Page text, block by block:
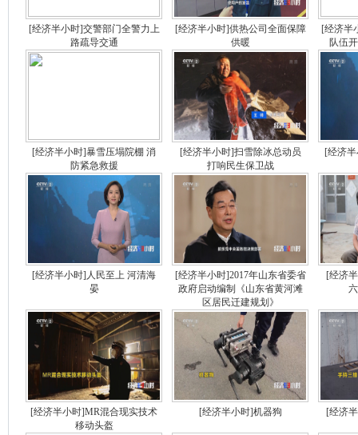
[经济半小时]交警部门全警力上
路疏导交通
[经济半小时]供热公司全面保障
供暖
[经济半
队伍
[经济半小时]暴雪压塌院棚 消
防紧急救援
[经济半小时]扫雪除冰总动员
打响民生保卫战
[经济
[经济半小时]人民至上 河清海
晏
[经济半小时]2017年山东省委省
政府启动编制《山东省黄河滩
区居民迁建规划》
[经济
[经济半小时]MR混合现实技术
移动头盔
[经济半小时]机器狗 [经济